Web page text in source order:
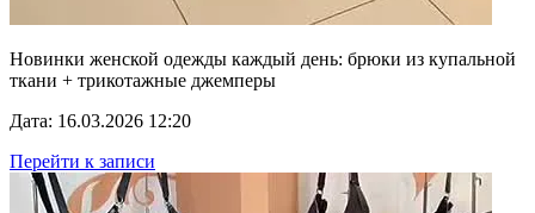
Новинки женской одежды каждый день: брюки из купальной
ткани + трикотажные джемперы
Дата: 16.03.2026 12:20
Перейти к записи